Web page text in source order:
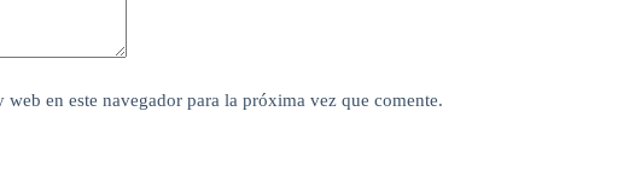
en este navegador para la próxima vez que comente.